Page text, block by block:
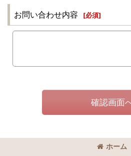
お問い合わせ内容 [必須]
確認画面
ホーム